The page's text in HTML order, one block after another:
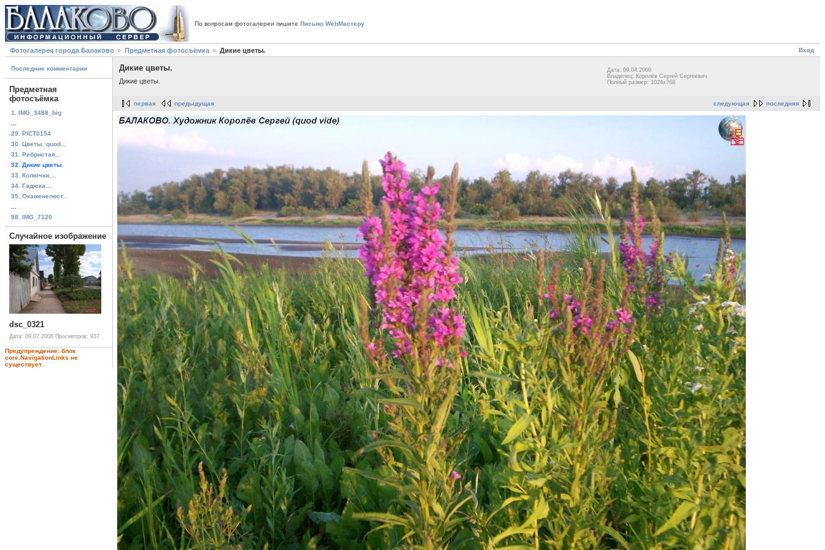
По вопросам фотогалереи пишите Письмо WebМастеру
Вход
Фотогалерея города Балаково Предметная фотосъёмка Дикие цветы.
Последние комментарии
Предметная
фотосъёмка
1. IMG_3488_big
29. PICT0154
30. Цветы. quod...
31. Ребристая...
32. Дикие цветы.
33. Колючки....
34. Гадюка....
35. Окаменелост...
98. IMG_7120
Случайное изображение
dsc_0321
Дата: 09.07.2008 Просмотров: 937
Предупреждение: блок
core.NavigationLinks не
существует.
Дикие цветы.
Дикие цветы.
Дата: 09.04.2009
Владелец: Королёв Сергей Сергеевич
Полный размер: 1024x768
следующая последняя
первая предыдущая